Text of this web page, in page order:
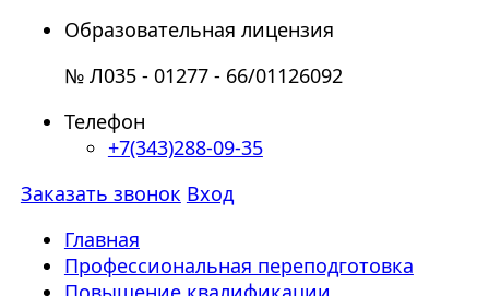
Образовательная лицензия
№ Л035 - 01277 - 66/01126092
Телефон
+7(343)288-09-35
Заказать звонок Вход
Главная
Профессиональная переподготовка